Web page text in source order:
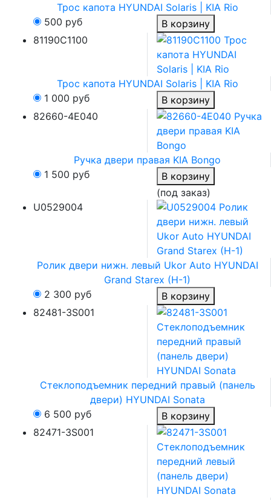
Трос капота HYUNDAI Solaris | KIA Rio
500 руб
В корзину
81190C1100
Трос капота HYUNDAI Solaris | KIA Rio
1 000 руб
В корзину
82660-4E040
Ручка двери правая KIA Bongo
1 500 руб
В корзину
(под заказ)
U0529004
Ролик двери нижн. левый Ukor Auto HYUNDAI
Grand Starex (H-1)
2 300 руб
В корзину
82481-3S001
Стеклоподъемник передний правый (панель
двери) HYUNDAI Sonata
6 500 руб
В корзину
82471-3S001